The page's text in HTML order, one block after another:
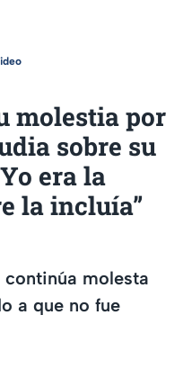
molestia por
sobre su
era la
la incluía”
molesta
a que no fue